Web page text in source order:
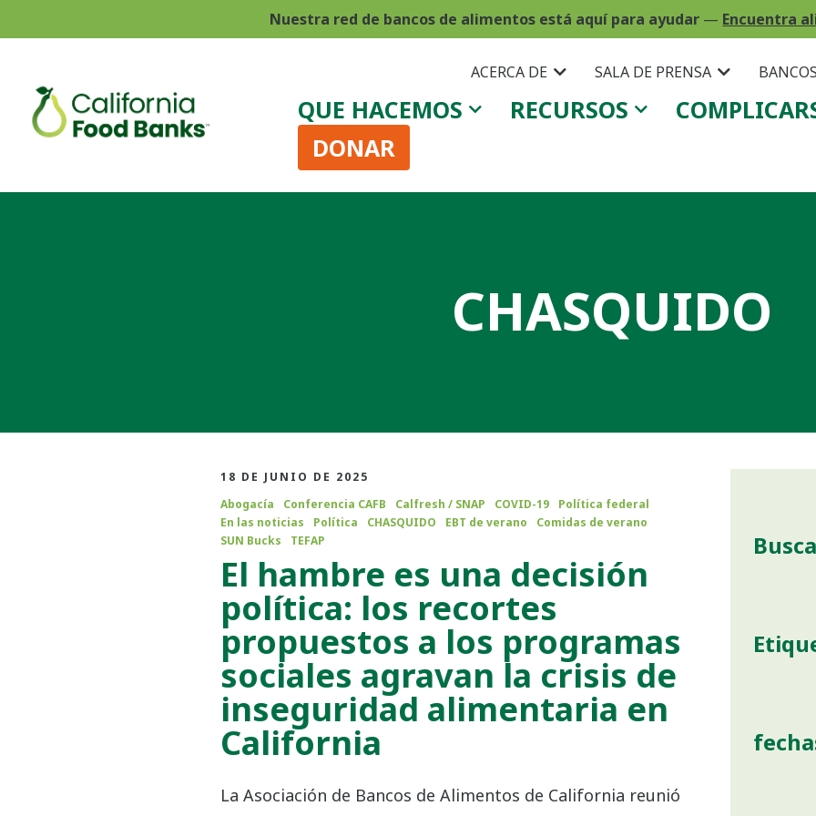
Nuestra red de bancos de alimentos está aquí para ayudar — Encuentra
ACERCA DE SALA DE PRENSA
QUE HACEMOS RECURSOS
DONAR
CHASQUIDO
18 DE JUNIO DE 2025
Abogacía
Conferencia CAFB Calfresh / SNAP COVID-19
Política federal
En las noticias
Política CHASQUIDO EBT de verano
Comidas de verano
SUN Bucks
TEFAP
El hambre es una decisión
política: los recortes
propuestos a los programas
sociales agravan la crisis de
inseguridad alimentaria en
California
La Asociación de Bancos de Alimentos de California reunió